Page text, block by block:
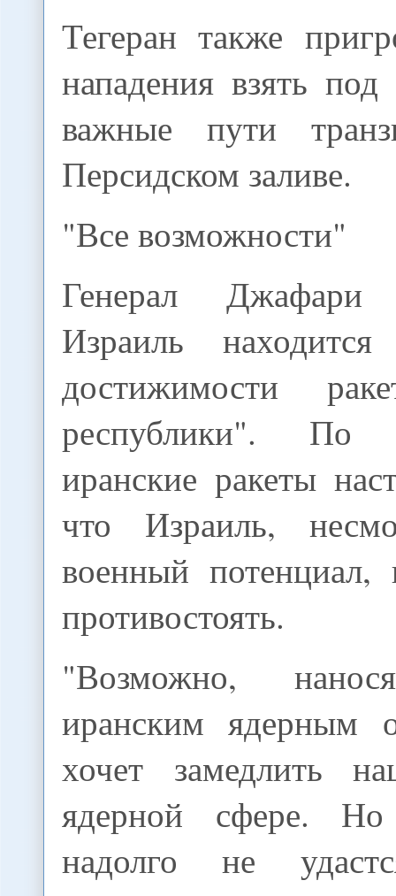
Тегеран также
нападения взять
важные пути
Персидском заливе.
"Все возможности"
Генерал
Израиль
достижимости
республики". По
иранские ракеты
что Израиль,
военный
противостоять.
"Возможно,
иранским ядерным
хочет замедлить
ядерной сфере.
надолго не